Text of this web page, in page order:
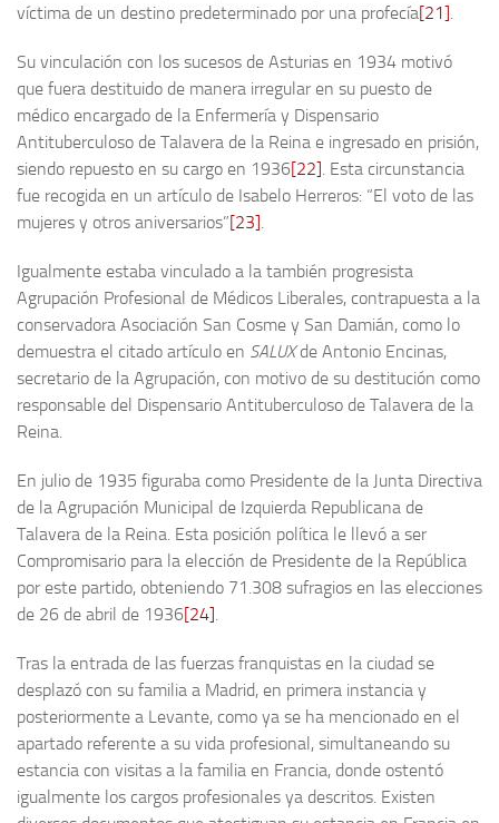
víctima de un destino predeterminado por una profecía[21].
Su vinculación con los sucesos de Asturias en 1934 motivó
que fuera destituido de manera irregular en su puesto de
médico encargado de la Enfermería y Dispensario
Antituberculoso de Talavera de la Reina e ingresado en prisión,
siendo repuesto en su cargo en 1936[22]. Esta circunstancia
fue recogida en un artículo de Isabelo Herreros: “El voto de las
mujeres y otros aniversarios”[23].
Igualmente estaba vinculado a la también progresista
Agrupación Profesional de Médicos Liberales, contrapuesta a la
conservadora Asociación San Cosme y San Damián, como lo
demuestra el citado artículo en SALUXde Antonio Encinas,
secretario de la Agrupación, con motivo de su destitución como
responsable del Dispensario Antituberculoso de Talavera de la
Reina.
En julio de 1935 figuraba como Presidente de la Junta Directiva
de la Agrupación Municipal de Izquierda Republicana de
Talavera de la Reina. Esta posición política le llevó a ser
Compromisario para la elección de Presidente de la República
por este partido, obteniendo 71.308 sufragios en las elecciones
de 26 de abril de 1936[24].
Tras la entrada de las fuerzas franquistas en la ciudad se
desplazó con su familia a Madrid, en primera instancia y
posteriormente a Levante, como ya se ha mencionado en el
apartado referente a su vida profesional, simultaneando su
estancia con visitas a la familia en Francia, donde ostentó
igualmente los cargos profesionales ya descritos. Existen